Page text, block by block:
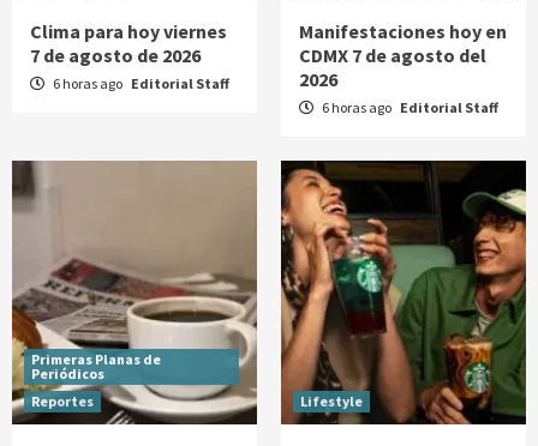
Clima para hoy viernes
7 de agosto de 2026
6 horas ago Editorial Staff
Manifestaciones hoy en
CDMX 7 de agosto del
2026
6 horas ago Editorial Staff
Primeras Planas de
Periódicos
Reportes
Lifestyle